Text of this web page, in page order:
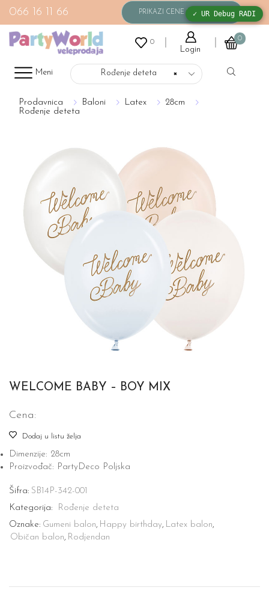
066 16 11 66
0
Login
0
Meni ×
Rođenje deteta
Prodavnica Baloni Latex
28cm
Rođenje deteta
WELCOME BABY – BOY MIX
Cena:
Dodaj u listu želja
Dimenzije: 28cm
Proizvođač: PartyDeco Poljska
Šifra: SB14P-342-001
Kategorija:
Rođenje deteta
Oznake: Gumeni balon, Happy birthday, Latex balon,
Običan balon, Rodjendan
✓ UR Debug RADI